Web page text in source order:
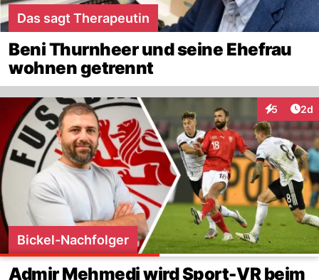
Das sagt Therapeutin
Beni Thurnheer und seine Ehefrau
wohnen getrennt
5 2d
Bickel-Nachfolger
Admir Mehmedi wird Sport-VR beim